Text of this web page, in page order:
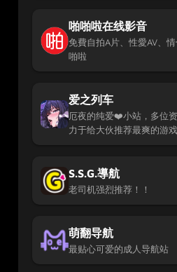
啪啪啦在线影音
免費自拍A片、性愛AV、
啪啦
爱之列车
厄夜的纯爱❤️小站，多位
力于给大伙推荐最爽的游戏
S.S.G.導航
老司机强烈推荐！！
萌翻导航
最贴心可爱的成人导航站